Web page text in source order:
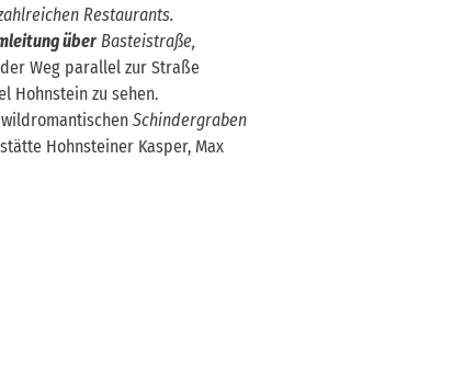
Restaurants.
überBasteistraße,
Weg parallel zur Straße
Hohnstein zu sehen.
Schindergraben
Hohnsteiner Kasper, Max